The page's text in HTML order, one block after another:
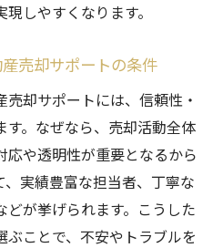
しやすくなります。
売却サポートの条件
却サポートには、信頼性・
。なぜなら、売却活動全体
や透明性が重要となるから
実績豊富な担当者、丁寧な
が挙げられます。こうした
ことで、不安やトラブルを